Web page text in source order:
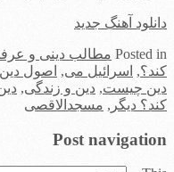
دانلود آهنگ جدید
Posted in مطالب دینی و
کند؟, اسرائیل می, اصول دین
دین چیست, دین و زندگی,
کند؟ دیگر , مسجدالاقصی
Post navigation